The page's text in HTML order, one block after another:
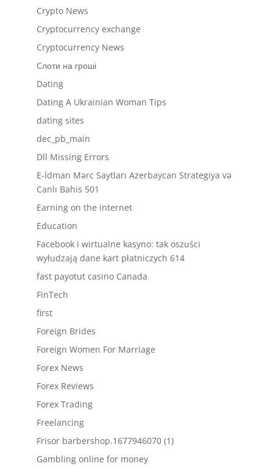
Crypto News
Cryptocurrency exchange
Cryptocurrency News
Cлоти на гроші
Dating
Dating A Ukrainian Woman Tips
dating sites
dec_pb_main
Dll Missing Errors
E-İdman Mərc Saytları Azerbaycan Strategiya və
Canlı Bahis 501
Earning on the internet
Education
Facebook i wirtualne kasyno: tak oszuści
wyłudzają dane kart płatniczych 614
fast payotut casino Canada
FinTech
first
Foreign Brides
Foreign Women For Marriage
Forex News
Forex Reviews
Forex Trading
Freelancing
Frisor barbershop.1677946070 (1)
Gambling online for money